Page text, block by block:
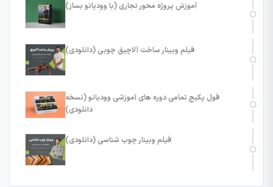
آموزش پروژه محور نجاری (با وودیانو بساز)
فیلم وبینار ساخت آلاچیق چوبی (دانلودی)
فول پکیج تمامی دوره های آموزشی وودیانو (نسخه
دانلودی)
فیلم وبینار چوب شناسی (دانلودی)